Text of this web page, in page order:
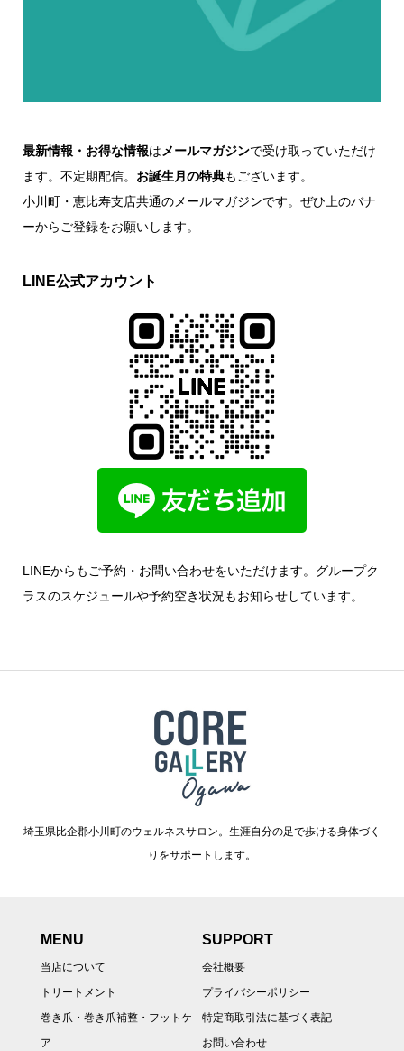
最新情報・お得な情報は メールマガジンで受け取っていただけ
ます。不定期配信。 お誕生月の特典もございます。
小川町・恵比寿支店共通のメールマガジンです。ぜひ上のバナ
ーからご登録をお願いします。
LINE公式アカウント
LINEからもご予約・お問い合わせをいただけます。グループク
ラスのスケジュールや予約空き状況もお知らせしています。
埼玉県比企郡小川町のウェルネスサロン。生涯自分の足で歩ける身体づく
りをサポートします。
MENU
当店について
トリートメント
巻き爪・巻き爪補整・フットケ
ア
SUPPORT
会社概要
プライバシーポリシー
特定商取引法に基づく表記
お問い合わせ